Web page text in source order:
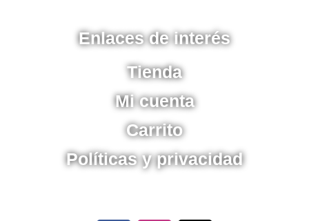
Enlaces de interés
Tienda
Mi cuenta
Carrito
Políticas y privacidad